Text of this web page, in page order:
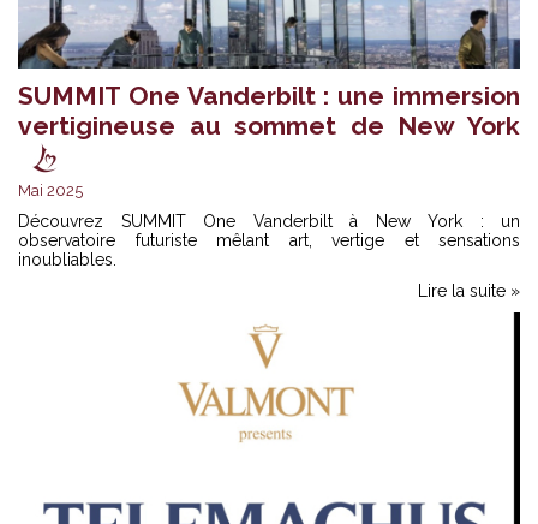
SUMMIT One Vanderbilt : une immersion
vertigineuse au sommet de New York
Mai 2025
Découvrez SUMMIT One Vanderbilt à New York : un
observatoire futuriste mêlant art, vertige et sensations
inoubliables.
Lire la suite »